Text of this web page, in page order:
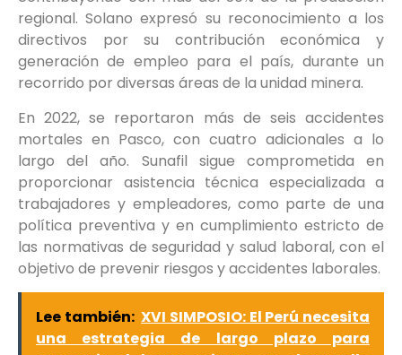
regional. Solano expresó su reconocimiento a los
directivos por su contribución económica y
generación de empleo para el país, durante un
recorrido por diversas áreas de la unidad minera.
En 2022, se reportaron más de seis accidentes
mortales en Pasco, con cuatro adicionales a lo
largo del año. Sunafil sigue comprometida en
proporcionar asistencia técnica especializada a
trabajadores y empleadores, como parte de una
política preventiva y en cumplimiento estricto de
las normativas de seguridad y salud laboral, con el
objetivo de prevenir riesgos y accidentes laborales.
Lee también: XVI SIMPOSIO: El Perú necesita
una estrategia de largo plazo para